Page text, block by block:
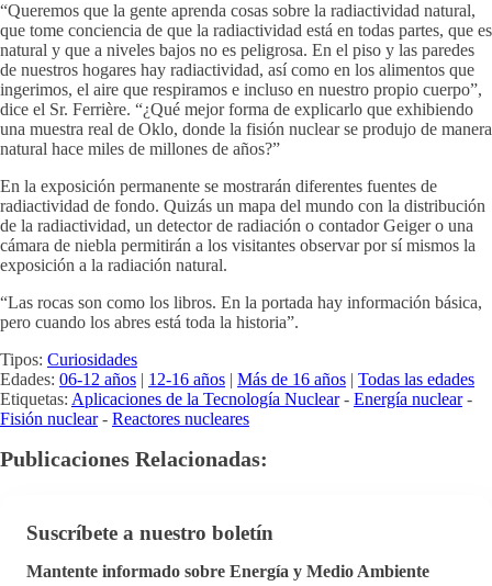
“Queremos que la gente aprenda cosas sobre la radiactividad natural,
que tome conciencia de que la radiactividad está en todas partes, que es
natural y que a niveles bajos no es peligrosa. En el piso y las paredes
de nuestros hogares hay radiactividad, así como en los alimentos que
ingerimos, el aire que respiramos e incluso en nuestro propio cuerpo”,
dice el Sr. Ferrière. “¿Qué mejor forma de explicarlo que exhibiendo
una muestra real de Oklo, donde la fisión nuclear se produjo de manera
natural hace miles de millones de años?”
En la exposición permanente se mostrarán diferentes fuentes de
radiactividad de fondo. Quizás un mapa del mundo con la distribución
de la radiactividad, un detector de radiación o contador Geiger o una
cámara de niebla permitirán a los visitantes observar por sí mismos la
exposición a la radiación natural.
“Las rocas son como los libros. En la portada hay información básica,
pero cuando los abres está toda la historia”.
Tipos: Curiosidades
Edades: 06-12 años | 12-16 años | Más de 16 años | Todas las edades
Etiquetas: Aplicaciones de la Tecnología Nuclear- Energía nuclear-
Fisión nuclear- Reactores nucleares
Publicaciones Relacionadas:
Suscríbete a nuestro boletín
Mantente informado sobre Energía y Medio Ambiente